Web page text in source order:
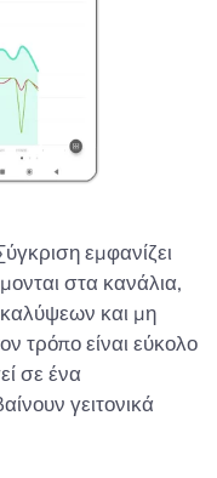
εμφανίζει
στα κανάλια,
και μη
τρόπο είναι εύκολο
σε ένα
γειτονικά